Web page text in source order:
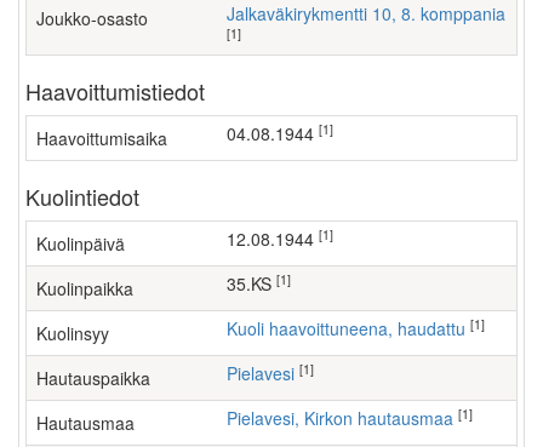
Joukko-osasto Jalkaväkirykmentti 10, 8. komppania
[1]
Haavoittumistiedot
Haavoittumisaika 04.08.1944 [1]
Kuolintiedot
Kuolinpäivä 12.08.1944 [1]
Kuolinpaikka 35.KS [1]
Kuolinsyy Kuoli haavoittuneena, haudattu [1]
Hautauspaikka Pielavesi [1]
Hautausmaa Pielavesi, Kirkon hautausmaa [1]